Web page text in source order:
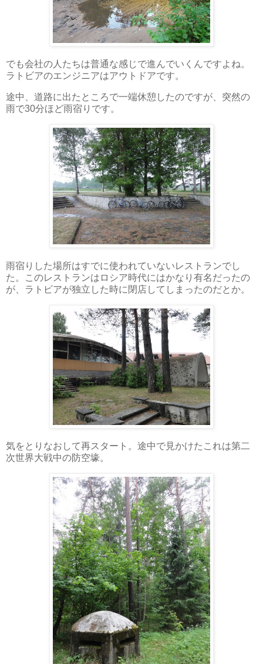
でも会社の人たちは普通な感じで進んでいくんですよね。
ラトビアのエンジニアはアウトドアです。
途中、道路に出たところで一端休憩したのですが、突然の
雨で30分ほど雨宿りです。
雨宿りした場所はすでに使われていないレストランでし
た。このレストランはロシア時代にはかなり有名だったの
が、ラトビアが独立した時に閉店してしまったのだとか。
気をとりなおして再スタート。途中で見かけたこれは第二
次世界大戦中の防空壕。